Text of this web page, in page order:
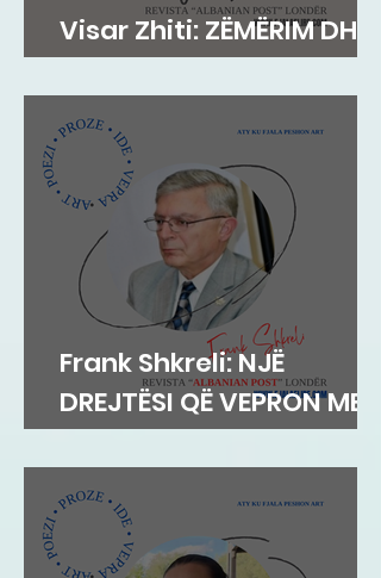
Visar Zhiti: ZËMËRIM DHE
PAS VDEKJES!
Frank Shkreli: NJË
DREJTËSI QË VEPRON ME
INTEGRITET